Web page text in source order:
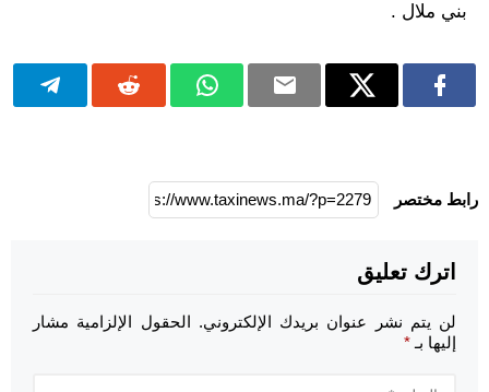
بني ملال .
رابط مختصر
اترك تعليق
لن يتم نشر عنوان بريدك الإلكتروني. الحقول الإلزامية مشار
إليها بـ *